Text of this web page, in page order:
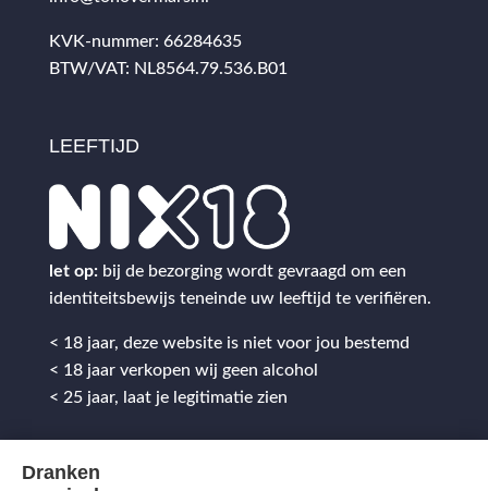
KVK-nummer: 66284635
BTW/VAT: NL8564.79.536.B01
LEEFTIJD
let op: bij de bezorging wordt gevraagd om een
identiteitsbewijs teneinde uw leeftijd te verifiëren.
< 18 jaar, deze website is niet voor jou bestemd
< 18 jaar verkopen wij geen alcohol
< 25 jaar, laat je legitimatie zien
Dranken